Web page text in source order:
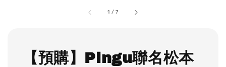
1 /7
【預購】Pingu聯名松本